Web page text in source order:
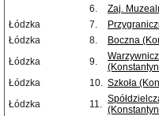
6.
Zaj.
Łódzka
7.
Łódzka
8. Boczna
Łódzka
9.
Łódzka 10. Szkoła
Łódzka
11.